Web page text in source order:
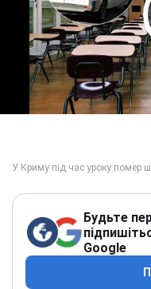
Будьте
Google